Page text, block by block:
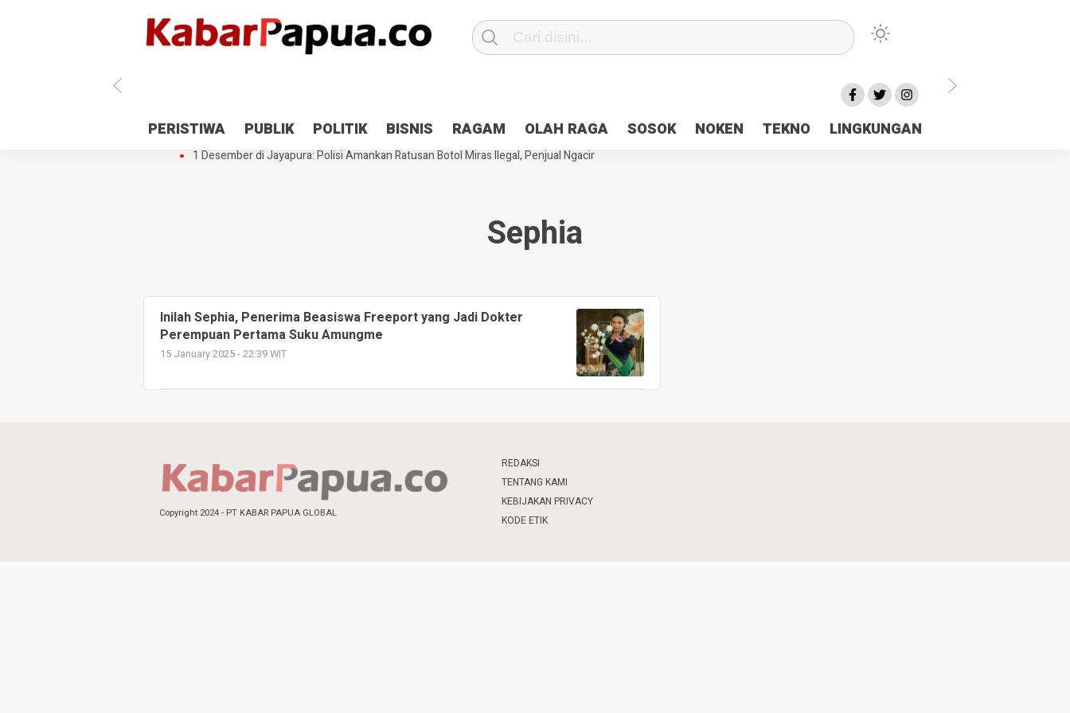
PERISTIWA PUBLIK POLITIK BISNIS RAGAM OLAH RAGA SOSOK NOKEN TEKNO LINGKUNGAN
Antisipasi 1 Desember, TNI Polri Patroli 2×24 jam di Kota Jayapura
Pesan Sejuk Polri di Deklarasi Pemilu Ceria Tanah Papua
Gedung Perpustakaan SMPN 5 Sentani Terbakar
Hibah Pilkada Jayapura Cair 10 Persen, Deposit Kas Daerah Rp23 Miliar Disorot
1 Desember di Jayapura: Polisi Amankan Ratusan Botol Miras Ilegal, Penjual Ngacir
Sephia
Inilah Sephia, Penerima Beasiswa Freeport yang Jadi Dokter
Perempuan Pertama Suku Amungme
15 January 2025 - 22:39 WIT
Copyright 2024 - PT KABAR PAPUA GLOBAL
REDAKSI
TENTANG KAMI
KEBIJAKAN PRIVACY
KODE ETIK